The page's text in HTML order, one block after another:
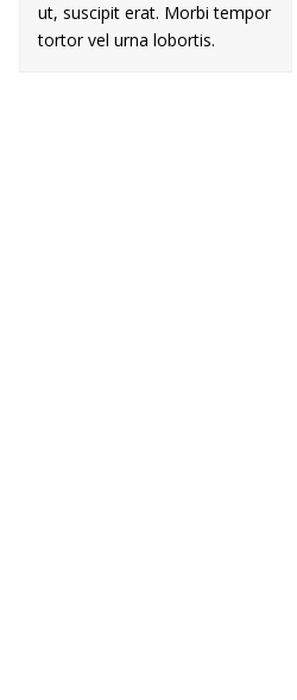
ut, suscipit erat. Morbi tempor
tortor vel urna lobortis.